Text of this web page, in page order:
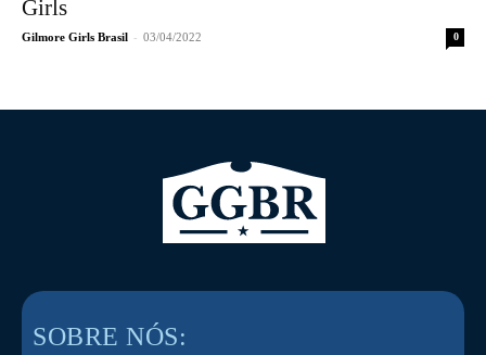
Girls
Gilmore Girls Brasil - 03/04/2022 0
SOBRE NÓS: